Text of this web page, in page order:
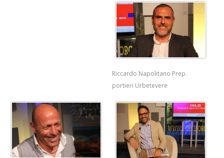
Riccardo Napolitano Prep.
portieri Urbetevere